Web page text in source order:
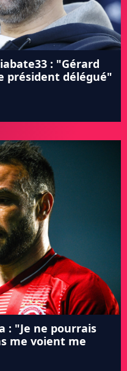
: "Gérard
président délégué"
: "Je ne pourrais
me voient me